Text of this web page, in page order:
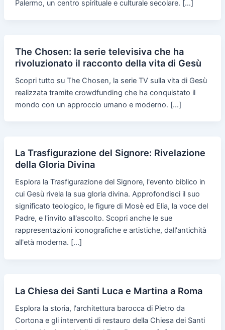
Palermo, un centro spirituale e culturale secolare. […]
The Chosen: la serie televisiva che ha
rivoluzionato il racconto della vita di Gesù
Scopri tutto su The Chosen, la serie TV sulla vita di Gesù
realizzata tramite crowdfunding che ha conquistato il
mondo con un approccio umano e moderno. […]
La Trasfigurazione del Signore: Rivelazione
della Gloria Divina
Esplora la Trasfigurazione del Signore, l'evento biblico in
cui Gesù rivela la sua gloria divina. Approfondisci il suo
significato teologico, le figure di Mosè ed Elia, la voce del
Padre, e l'invito all'ascolto. Scopri anche le sue
rappresentazioni iconografiche e artistiche, dall'antichità
all'età moderna. […]
La Chiesa dei Santi Luca e Martina a Roma
Esplora la storia, l'architettura barocca di Pietro da
Cortona e gli interventi di restauro della Chiesa dei Santi